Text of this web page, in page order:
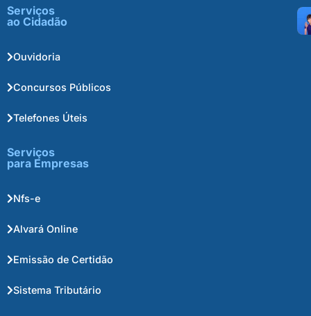
Serviços
ao Cidadão
Ouvidoria
Concursos Públicos
Telefones Úteis
Serviços
para Empresas
Nfs-e
Alvará Online
Emissão de Certidão
Sistema Tributário